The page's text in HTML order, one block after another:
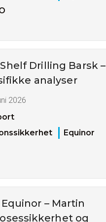
Drilling Barsk –
analyser
2026
Equinor
– Martin
og